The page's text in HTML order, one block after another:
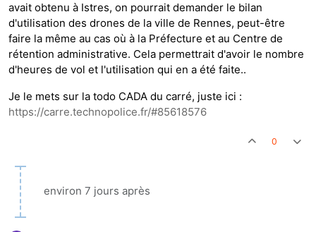
avait obtenu à Istres, on pourrait demander le bilan
d'utilisation des drones de la ville de Rennes, peut-être
faire la même au cas où à la Préfecture et au Centre de
rétention administrative. Cela permettrait d'avoir le nombre
d'heures de vol et l'utilisation qui en a été faite..
Je le mets sur la todo CADA du carré, juste ici :
https://carre.technopolice.fr/#85618576
0
environ 7 jours après